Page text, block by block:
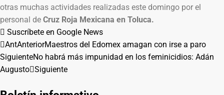
otras muchas actividades realizadas este domingo por el
personal de Cruz Roja Mexicana en Toluca.
Suscríbete en Google News
AntAnteriorMaestros del Edomex amagan con irse a paro
SiguienteNo habrá más impunidad en los feminicidios: Adán
Augusto Siguiente